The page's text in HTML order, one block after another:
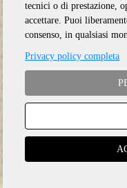
Vinile
€26.50
tecnici o di prestazione,
accettare. Puoi
consenso, in qualsiasi
Privacy policy completa